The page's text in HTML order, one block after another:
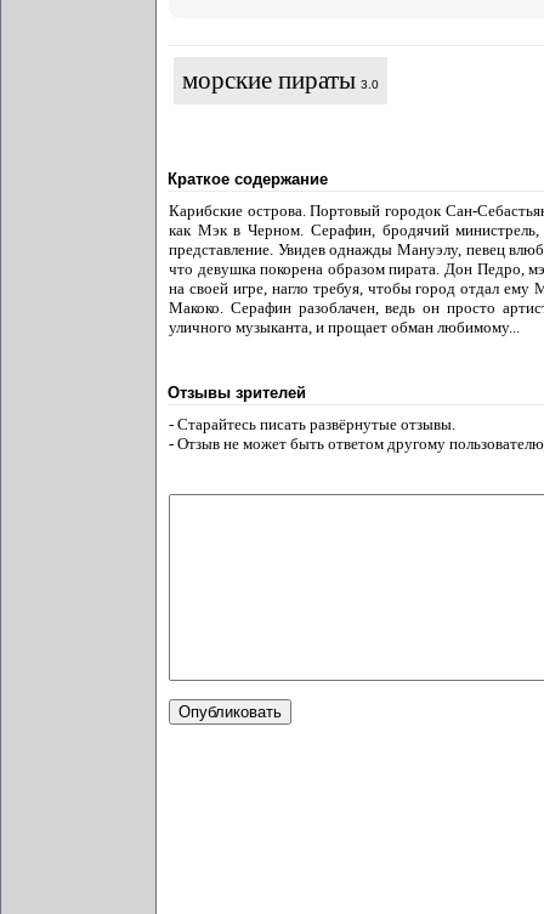
морские пираты 3.0
Краткое содержание
Карибские острова. Портовый городок Сан-
как Мэк в Черном. Серафин, бродячий
представление. Увидев однажды Мануэлу, певец
что девушка покорена образом пирата. Дон Педро,
на своей игре, нагло требуя, чтобы город отдал
Макоко. Серафин разоблачен, ведь он просто
уличного музыканта, и прощает обман любимому...
Отзывы зрителей
- Старайтесь писать развёрнутые отзывы.
- Отзыв не может быть ответом другому